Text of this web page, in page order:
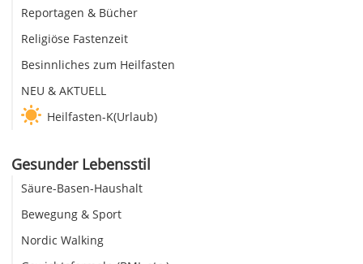
Reportagen & Bücher
Religiöse Fastenzeit
Besinnliches zum Heilfasten
NEU & AKTUELL
Heilfasten-K(Urlaub)
Gesunder Lebensstil
Säure-Basen-Haushalt
Bewegung & Sport
Nordic Walking